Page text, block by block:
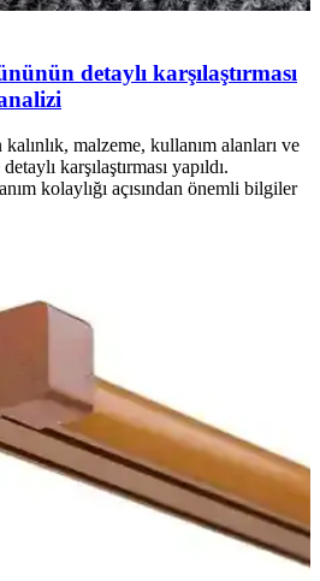
detaylı karşılaştırması
malzeme, kullanım alanları ve
karşılaştırması yapıldı.
kolaylığı açısından önemli bilgiler